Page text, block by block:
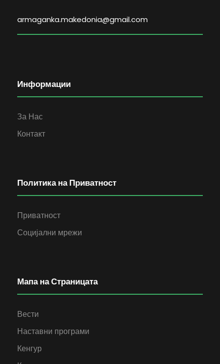
armaganka.makedonia@gmail.com
Информации
За Нас
Контакт
Политика на Приватност
Приватност
Социјални мрежи
Мапа на Страницата
Вести
Наставни програми
Кенгур